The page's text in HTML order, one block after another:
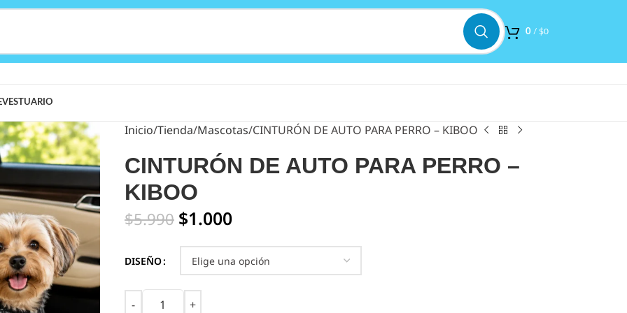
0 / $0
VESTUARIO
Inicio Tienda Mascotas CINTURÓN DE AUTO PARA PERRO – KIBOO
CINTURÓN DE AUTO PARA PERRO –
KIBOO
$5.990 $1.000
DISEÑO